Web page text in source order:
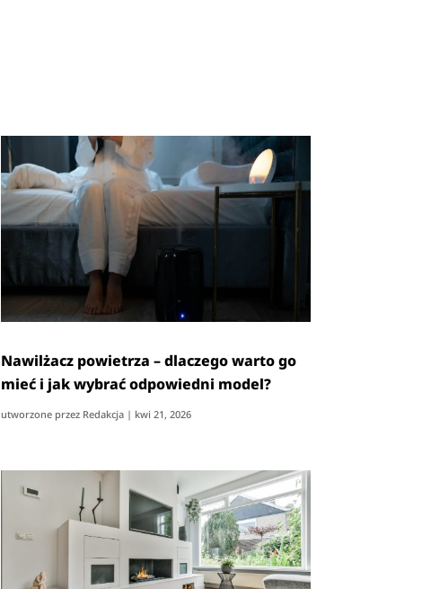
Nawilżacz powietrza – dlaczego warto go
mieć i jak wybrać odpowiedni model?
utworzone przez Redakcja| kwi 21, 2026